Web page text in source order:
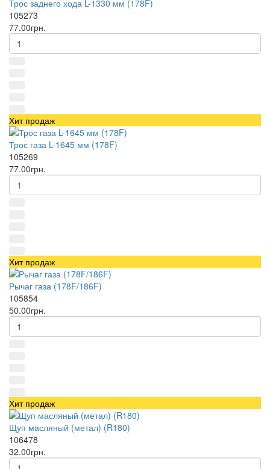
Трос заднего хода L-1330 мм (178F)
105273
77.00грн.
Хит продаж
Трос газа L-1645 мм (178F)
105269
77.00грн.
Хит продаж
Рычаг газа (178F/186F)
105854
50.00грн.
Хит продаж
Щуп масляный (метал) (R180)
106478
32.00грн.